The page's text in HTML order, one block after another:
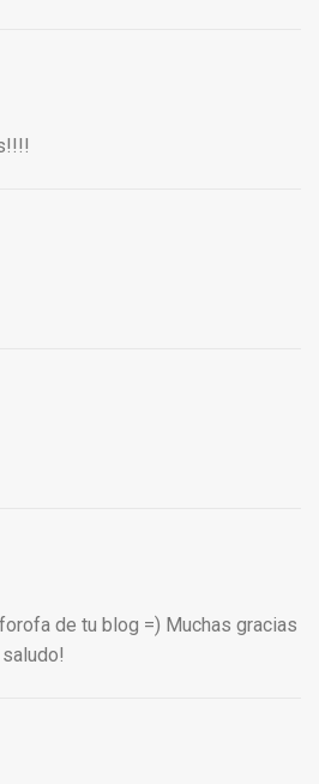
de tu blog =) Muchas gracias